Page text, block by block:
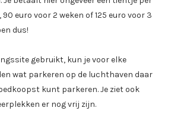
euro voor 2 weken of 125 euro voor 3
dus!
gebruikt, kun je voor elke
wat parkeren op de luchthaven daar
kunt parkeren. Je ziet ook
er nog vrij zijn.